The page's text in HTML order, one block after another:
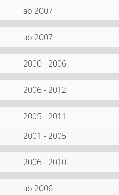
ab 2007
ab 2007
2000 - 2006
2006 - 2012
2005 - 2011
2001 - 2005
2006 - 2010
ab 2006